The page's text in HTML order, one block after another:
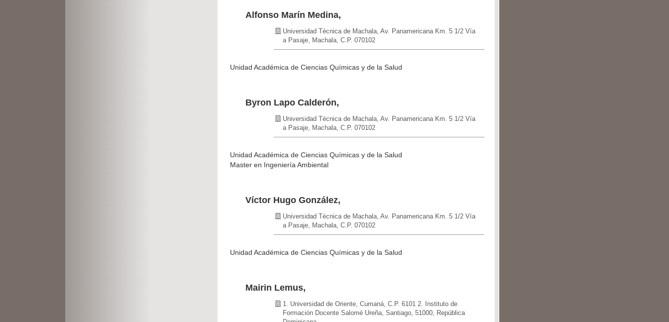
Alfonso Marín Medina,
Universidad Técnica de Machala, Av. Panamericana Km. 5 1/2 Vía
a Pasaje, Machala, C.P. 070102
Unidad Académica de Ciencias Químicas y de la Salud
Byron Lapo Calderón,
Universidad Técnica de Machala, Av. Panamericana Km. 5 1/2 Vía
a Pasaje, Machala, C.P. 070102
Unidad Académica de Ciencias Químicas y de la Salud
Master en Ingeniería Ambiental
Víctor Hugo González,
Universidad Técnica de Machala, Av. Panamericana Km. 5 1/2 Vía
a Pasaje, Machala, C.P. 070102
Unidad Académica de Ciencias Químicas y de la Salud
Mairin Lemus,
1. Universidad de Oriente, Cumaná, C.P. 6101 2. Instituto de
Formación Docente Salomé Ureña, Santiago, 51000, República